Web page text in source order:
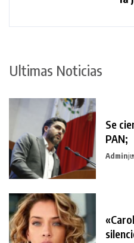
Ultimas Noticias
Se
PAN;
Admin